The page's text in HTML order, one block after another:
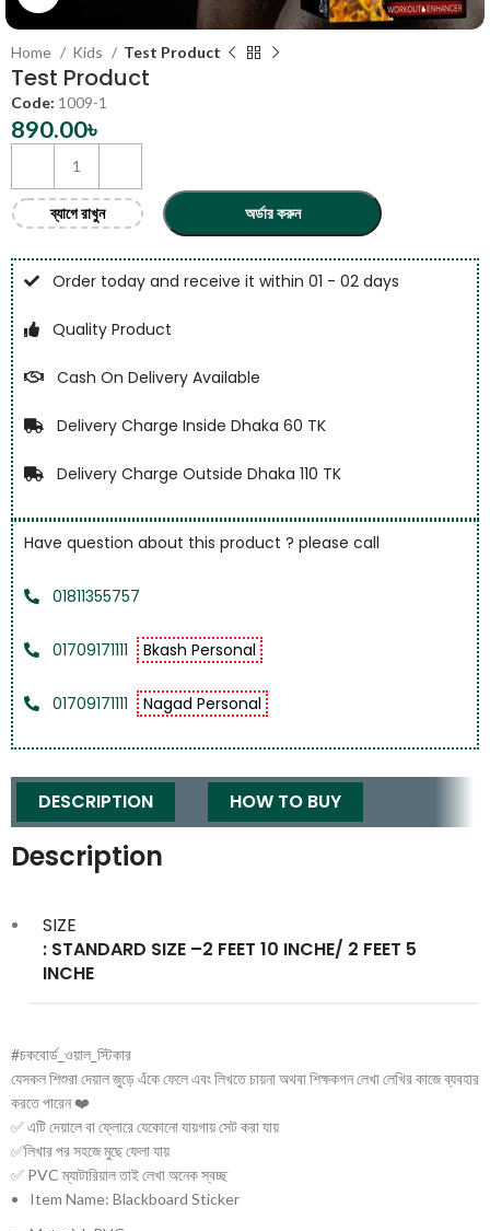
Home Kids Test Product
Test Product
Code: 1009-1
890.00৳
ব্যাগে রাখুন অর্ডার করুন
Order today and receive it within 01 - 02 days
Quality Product
Cash On Delivery Available
Delivery Charge Inside Dhaka 60 TK
Delivery Charge Outside Dhaka 110 TK
Have question about this product ? please call
01811355757
01709171111 Bkash Personal
01709171111 Nagad Personal
DESCRIPTION HOW TO BUY
Description
SIZE
: STANDARD SIZE –2 FEET 10 INCHE/ 2 FEET 5
INCHE
#চকবোর্ড_ওয়াল_স্টিকার
যেসকল শিশুরা দেয়াল জুড়ে এঁকে ফেলে এবং লিখতে চায়না অথবা শিক্ষকগন লেখা লেখির কাজে ব্যবহার
করতে পারেন ❤️
✅ এটি দেয়ালে বা ফ্লোরে যেকোনো যায়গায় সেট করা যায়
✅লিখার পর সহজে মুছে ফেলা যায়
✅ PVC ম্যাটারিয়াল তাই লেখা অনেক স্বচ্ছ
Item Name: Blackboard Sticker